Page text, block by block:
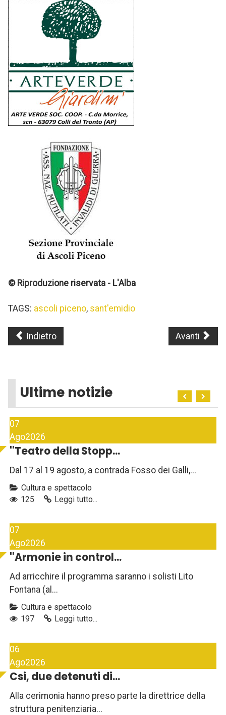
© Riproduzione riservata - L'Alba
TAGS: ascoli piceno, sant'emidio
Indietro Avanti
Ultime notizie
07
Ago2026
''Teatro della Stopp...
Dal 17 al 19 agosto, a contrada Fosso dei Galli,...
Cultura e spettacolo
125
Leggi tutto...
07
Ago2026
''Armonie in control...
Ad arricchire il programma saranno i solisti Lito
Fontana (al...
Cultura e spettacolo
197
Leggi tutto...
06
Ago2026
Csi, due detenuti di...
Alla cerimonia hanno preso parte la direttrice della
struttura penitenziaria...